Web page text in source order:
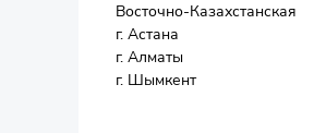
Восточно-Казахстанская
г. Астана
г. Алматы
г. Шымкент